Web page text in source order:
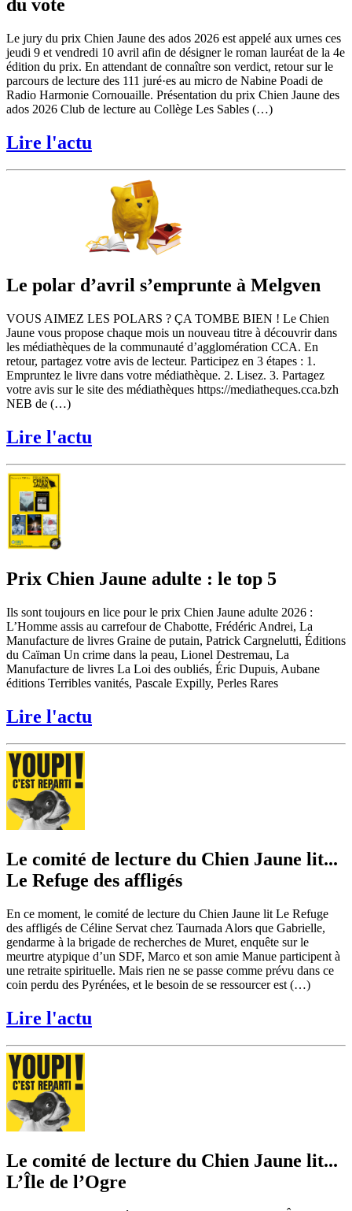
du vote
Le jury du prix Chien Jaune des ados 2026 est appelé aux urnes ces
jeudi 9 et vendredi 10 avril afin de désigner le roman lauréat de la 4e
édition du prix. En attendant de connaître son verdict, retour sur le
parcours de lecture des 111 juré·es au micro de Nabine Poadi de
Radio Harmonie Cornouaille. Présentation du prix Chien Jaune des
ados 2026 Club de lecture au Collège Les Sables (…)
Lire l'actu
Le polar d’avril s’emprunte à Melgven
VOUS AIMEZ LES POLARS ? ÇA TOMBE BIEN ! Le Chien
Jaune vous propose chaque mois un nouveau titre à découvrir dans
les médiathèques de la communauté d’agglomération CCA. En
retour, partagez votre avis de lecteur. Participez en 3 étapes : 1.
Empruntez le livre dans votre médiathèque. 2. Lisez. 3. Partagez
votre avis sur le site des médiathèques https://mediatheques.cca.bzh
NEB de (…)
Lire l'actu
Prix Chien Jaune adulte : le top 5
Ils sont toujours en lice pour le prix Chien Jaune adulte 2026 :
L’Homme assis au carrefour de Chabotte, Frédéric Andrei, La
Manufacture de livres Graine de putain, Patrick Cargnelutti, Éditions
du Caïman Un crime dans la peau, Lionel Destremau, La
Manufacture de livres La Loi des oubliés, Éric Dupuis, Aubane
éditions Terribles vanités, Pascale Expilly, Perles Rares
Lire l'actu
Le comité de lecture du Chien Jaune lit...
Le Refuge des affligés
En ce moment, le comité de lecture du Chien Jaune lit Le Refuge
des affligés de Céline Servat chez Taurnada Alors que Gabrielle,
gendarme à la brigade de recherches de Muret, enquête sur le
meurtre atypique d’un SDF, Marco et son amie Manue participent à
une retraite spirituelle. Mais rien ne se passe comme prévu dans ce
coin perdu des Pyrénées, et le besoin de se ressourcer est (…)
Lire l'actu
Le comité de lecture du Chien Jaune lit...
L’Île de l’Ogre